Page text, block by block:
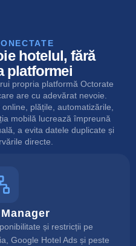
hotelul, fără
platformei
propria platformă Octorate
are cu adevărat nevoie.
plățile, automatizările,
mobilă lucrează împreună
a evita datele duplicate și
directe.
și restricții pe
Google Hotel Ads și peste